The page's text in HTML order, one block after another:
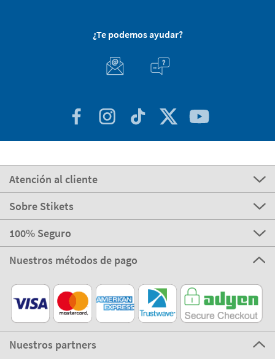
¿Te podemos ayudar?
Atención al cliente
Sobre Stikets
100% Seguro
Nuestros métodos de pago
Nuestros partners